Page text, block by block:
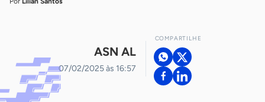
ASN AL
07/02/2025 às 16:57
COMPARTILHE